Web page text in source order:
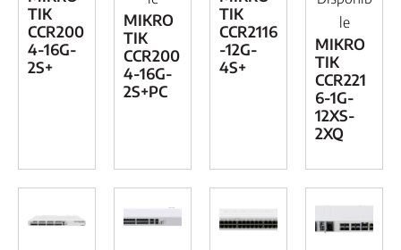
TIK
CCR200
4-16G-
2S+
MIKRO
TIK
CCR200
4-16G-
2S+PC
TIK
CCR2116
-12G-
4S+
le
MIKRO
TIK
CCR221
6-1G-
12XS-
2XQ